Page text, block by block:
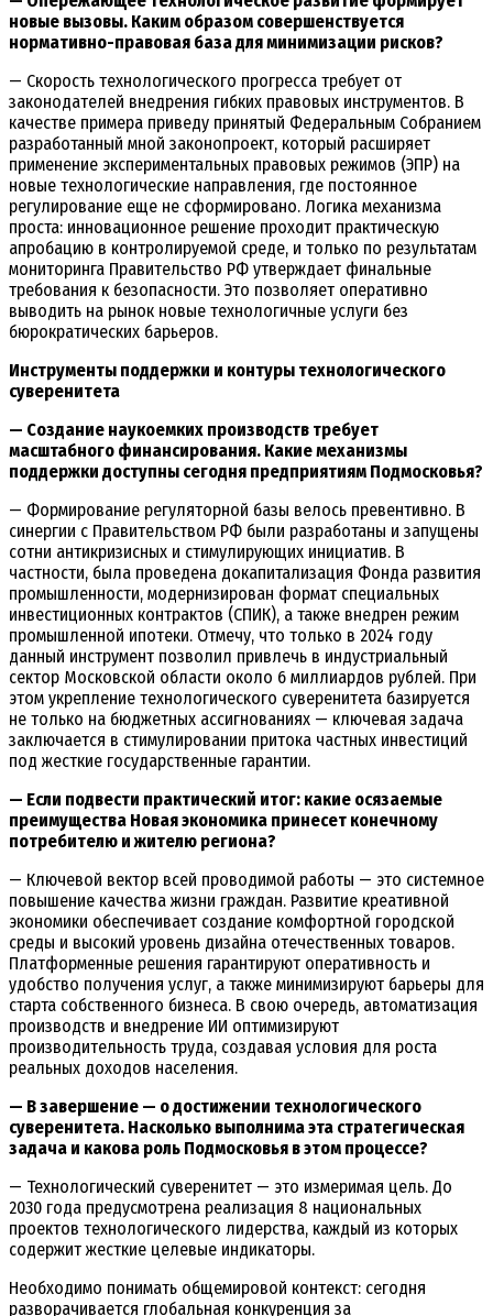
новые вызовы. Каким образом совершенствуется
нормативно-правовая база для минимизации рисков?
— Скорость технологического прогресса требует от
законодателей внедрения гибких правовых инструментов. В
качестве примера приведу принятый Федеральным Собранием
разработанный мной законопроект, который расширяет
применение экспериментальных правовых режимов (ЭПР) на
новые технологические направления, где постоянное
регулирование еще не сформировано. Логика механизма
проста: инновационное решение проходит практическую
апробацию в контролируемой среде, и только по результатам
мониторинга Правительство РФ утверждает финальные
требования к безопасности. Это позволяет оперативно
выводить на рынок новые технологичные услуги без
бюрократических барьеров.
Инструменты поддержки и контуры технологического
суверенитета
— Создание наукоемких производств требует
масштабного финансирования. Какие механизмы
поддержки доступны сегодня предприятиям Подмосковья?
— Формирование регуляторной базы велось превентивно. В
синергии с Правительством РФ были разработаны и запущены
сотни антикризисных и стимулирующих инициатив. В
частности, была проведена докапитализация Фонда развития
промышленности, модернизирован формат специальных
инвестиционных контрактов (СПИК), а также внедрен режим
промышленной ипотеки. Отмечу, что только в 2024 году
данный инструмент позволил привлечь в индустриальный
сектор Московской области около 6 миллиардов рублей. При
этом укрепление технологического суверенитета базируется
не только на бюджетных ассигнованиях — ключевая задача
заключается в стимулировании притока частных инвестиций
под жесткие государственные гарантии.
— Если подвести практический итог: какие осязаемые
преимущества Новая экономика принесет конечному
потребителю и жителю региона?
— Ключевой вектор всей проводимой работы — это системное
повышение качества жизни граждан. Развитие креативной
экономики обеспечивает создание комфортной городской
среды и высокий уровень дизайна отечественных товаров.
Платформенные решения гарантируют оперативность и
удобство получения услуг, а также минимизируют барьеры для
старта собственного бизнеса. В свою очередь, автоматизация
производств и внедрение ИИ оптимизируют
производительность труда, создавая условия для роста
реальных доходов населения.
— В завершение — о достижении технологического
суверенитета. Насколько выполнима эта стратегическая
задача и какова роль Подмосковья в этом процессе?
— Технологический суверенитет — это измеримая цель. До
2030 года предусмотрена реализация 8 национальных
проектов технологического лидерства, каждый из которых
содержит жесткие целевые индикаторы.
Необходимо понимать общемировой контекст: сегодня
разворачивается глобальная конкуренция за